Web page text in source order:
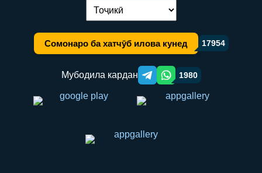
Иваз кардани забон:
Сомонаро ба хатчӯб илова кунед 17954
Мубодила кардан Telegram orqali ulashish
WhatsApp orqali ulashish
1980